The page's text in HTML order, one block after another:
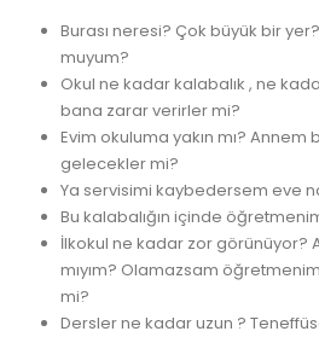
Burası neresi? Çok büyük bir
muyum?
Okul ne kadar kalabalık , ne
bana zarar verirler mi?
Evim okuluma yakın mı?
gelecekler mi?
Ya servisimi kaybedersem eve
Bu kalabalığın içinde
İlkokul ne kadar zor görünüyor?
mıyım? Olamazsam
mi?
Dersler ne kadar uzun ?